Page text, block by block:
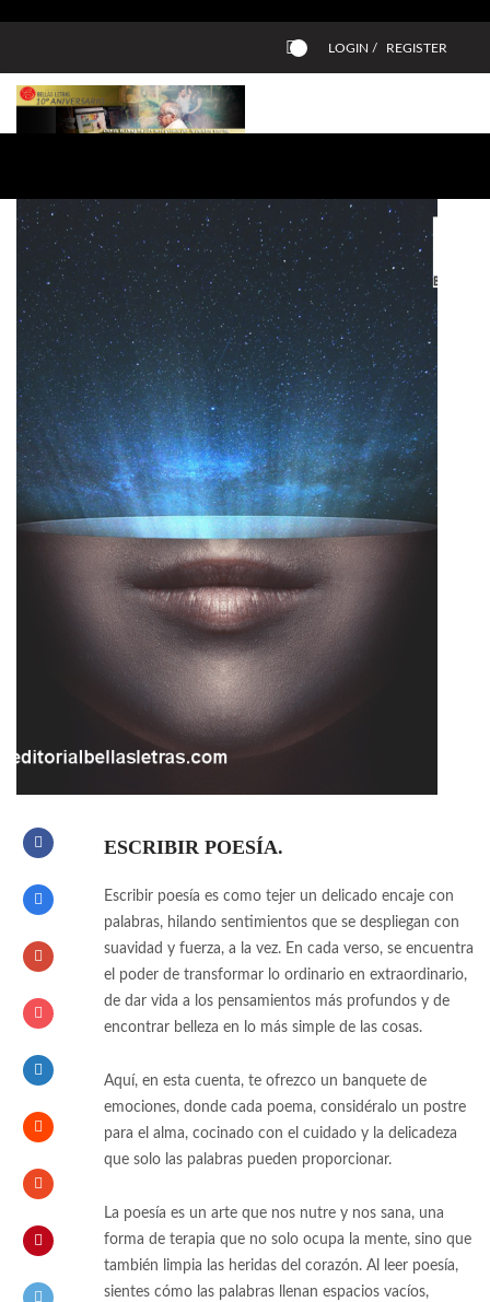
LOGIN / REGISTER
ESCRIBIR POESÍA.
Escribir poesía es como tejer un delicado encaje con
palabras, hilando sentimientos que se despliegan con
suavidad y fuerza, a la vez. En cada verso, se encuentra
el poder de transformar lo ordinario en extraordinario,
de dar vida a los pensamientos más profundos y de
encontrar belleza en lo más simple de las cosas.
Aquí, en esta cuenta, te ofrezco un banquete de
emociones, donde cada poema, considéralo un postre
para el alma, cocinado con el cuidado y la delicadeza
que solo las palabras pueden proporcionar.
La poesía es un arte que nos nutre y nos sana, una
forma de terapia que no solo ocupa la mente, sino que
también limpia las heridas del corazón. Al leer poesía,
sientes cómo las palabras llenan espacios vacíos,